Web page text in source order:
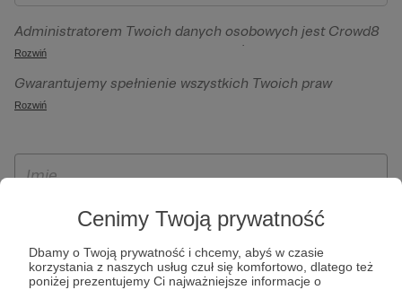
Cenimy Twoją prywatność
Dbamy o Twoją prywatność i chcemy, abyś w czasie
korzystania z naszych usług czuł się komfortowo, dlatego też
poniżej prezentujemy Ci najważniejsze informacje o
Administratorem Twoich danych osobowych jest Crowd8
sp. z o.o. z siedziba w Warszawie, ul. Żwirki i Wigury 16, 02-
092 Warszawa. Twoje dane osobowe będą przetwarzane w
szczególności w celu wykonania umowy zawartej z Tobą, w
Patronite.pl, w tym możliwości dokonywania oraz
otrzymywania wsparcia na naszej platformie oraz
Rozwiń
Gwarantujemy spełnienie wszystkich Twoich praw
wynikających z ogólnego rozporządzenia o ochronie
ich przenoszenia, niepodlegania zautomatyzowanemu
wyrażenia sprzeciwu wobec przetwarzania Twoich danych
osobowych. Rejestracja dla osób niepełnoletnich możliwa
jest po przekazaniu podpisanego formularza "Zgodna na
założenie konta przez osobę niepełnoletnią", formularz
Rozwiń